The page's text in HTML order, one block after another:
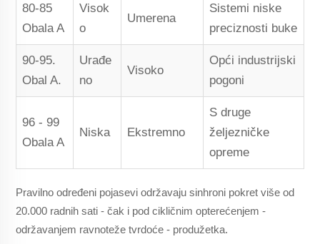
80-85
Obala A
Visok
o
Umerena
Sistemi niske
preciznosti buke
90-95.
Obal A.
Urađe
no
Visoko
Opći industrijski
pogoni
96 - 99
Obala A
Niska Ekstremno
S druge
željezničke
opreme
Pravilno određeni pojasevi održavaju sinhroni pokret više od
20.000 radnih sati - čak i pod cikličnim opterećenjem -
održavanjem ravnoteže tvrdoće - produžetka.